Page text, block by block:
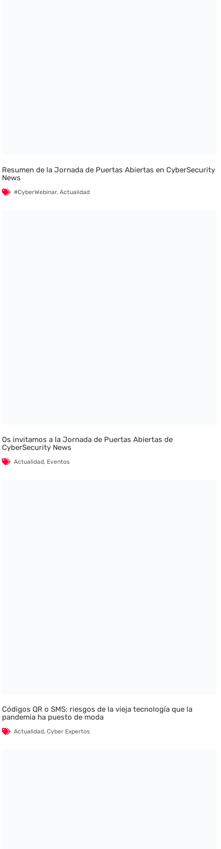
Resumen de la Jornada de Puertas Abiertas en CyberSecurity
News
#CyberWebinar,Actualidad
Os invitamos a la Jornada de Puertas Abiertas de
CyberSecurity News
Actualidad, Eventos
Códigos QR o SMS: riesgos de la vieja tecnología que la
pandemia ha puesto de moda
Actualidad,Cyber Expertos